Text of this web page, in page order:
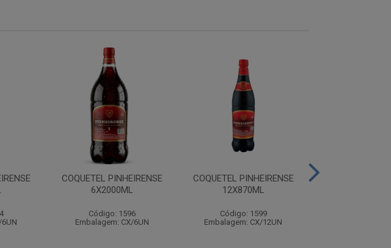
COQUETEL PINHEIRENSE
6X2000ML
Código: 1596
Embalagem: CX/6UN
COQUETEL PINHEIRENSE
12X870ML
Código: 1599
Embalagem: CX/12UN